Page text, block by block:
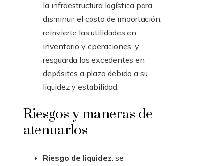
la infraestructura logística para
disminuir el costo de importación,
reinvierte las utilidades en
inventario y operaciones, y
resguarda los excedentes en
depósitos a plazo debido a su
liquidez y estabilidad.
Riesgos y maneras de
atenuarlos
Riesgo de liquidez: se